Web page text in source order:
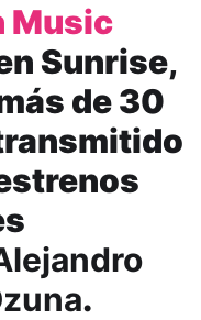
Music
Sunrise,
de 30
.